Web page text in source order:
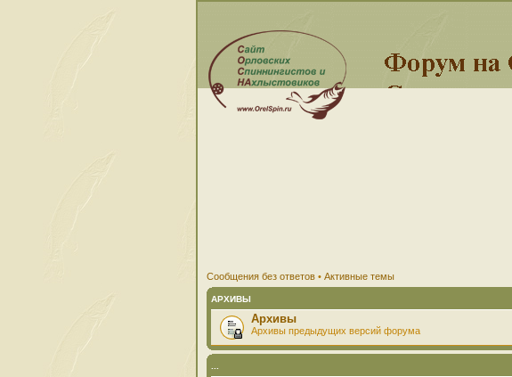
Сообщения без ответов • Активные темы
АРХИВЫ
Архивы
Архивы предыдущих версий форума